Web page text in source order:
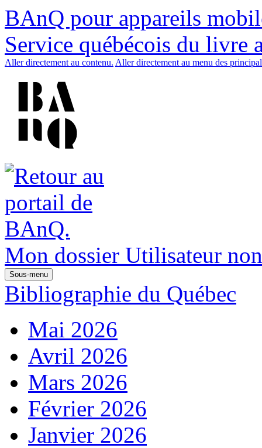
BAnQ pour appareils
Service québécois du livre
Aller directement au contenu. Aller directement au menu des
Mon dossier Utilisateur
Sous-menu
Bibliographie du Québec
Mai 2026
Avril 2026
Mars 2026
Février 2026
Janvier 2026